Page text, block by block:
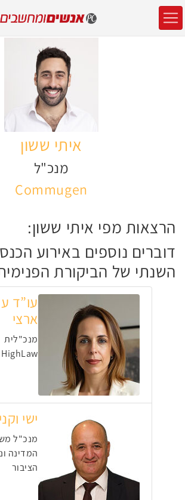
איתי ששון
מנכ"ל
Commugen
הרצאות מפי איתי ששון:
דוברים נוספים באירוע
השנתי של הביקורת הפנימית
עו”ד
ארצי
מנכ"לית
HighLaw
ישי
מנכ"ל
המדינה
הציבור